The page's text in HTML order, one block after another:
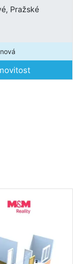
Pražské